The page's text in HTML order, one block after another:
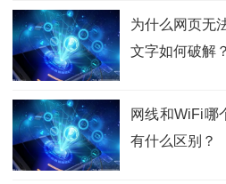
为什么网页无
文字如何破解？
网线和WiFi哪
有什么区别？